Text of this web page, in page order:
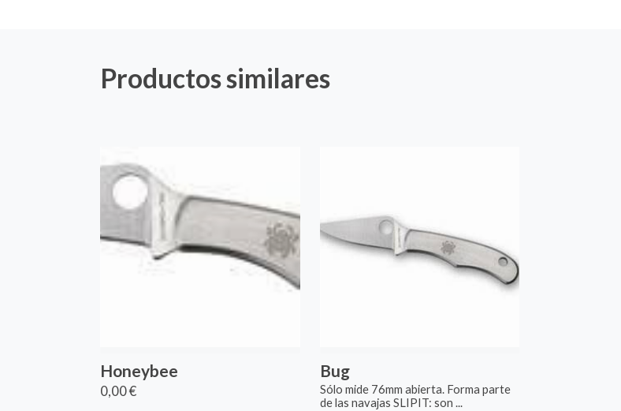
Productos similares
Honeybee
0,00 €
Bug
Sólo mide 76mm abierta. Forma parte
de las navajas SLIPIT: son ...